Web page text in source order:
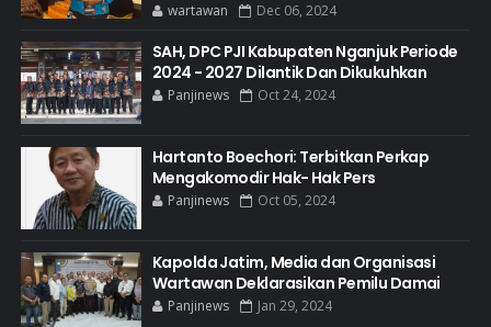
wartawan Dec 06, 2024
SAH, DPC PJI Kabupaten Nganjuk Periode
2024 - 2027 Dilantik Dan Dikukuhkan
Panjinews Oct 24, 2024
Hartanto Boechori: Terbitkan Perkap
Mengakomodir Hak- Hak Pers
Panjinews Oct 05, 2024
Kapolda Jatim, Media dan Organisasi
Wartawan Deklarasikan Pemilu Damai
Panjinews Jan 29, 2024